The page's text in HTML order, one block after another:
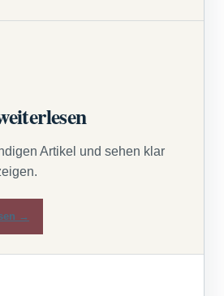
Artikel und sehen klar
→